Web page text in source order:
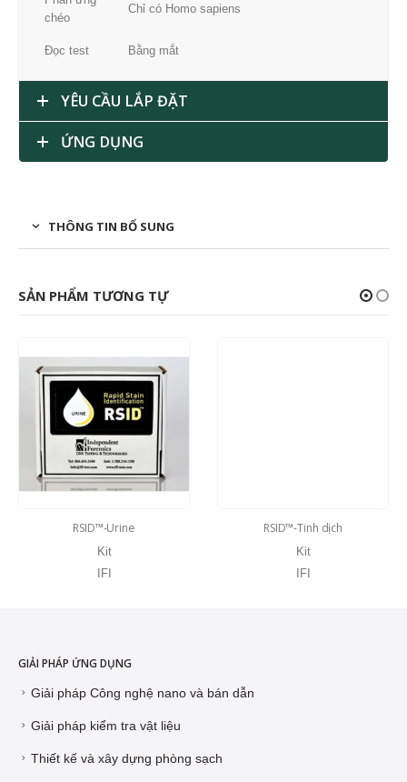
chéo
Chỉ có Homo sapiens
Đọc test Bằng mắt
YÊU CẦU LẮP ĐẶT
ỨNG DỤNG
THÔNG TIN BỔ SUNG
SẢN PHẨM TƯƠNG TỰ
RSID™-Urine
Kit
IFI
RSID™-Tinh dịch
Kit
IFI
GIẢI PHÁP ỨNG DỤNG
Giải pháp Công nghệ nano và bán dẫn
Giải pháp kiểm tra vật liệu
Thiết kế và xây dựng phòng sạch